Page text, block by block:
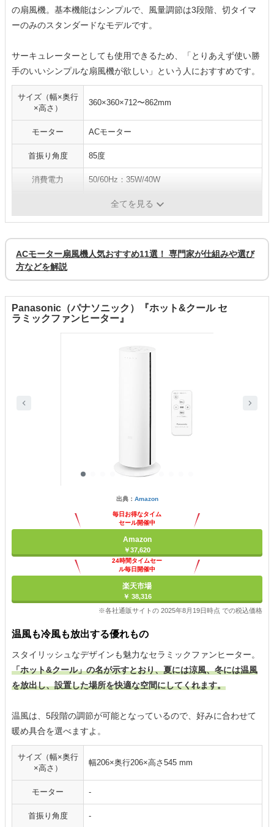
の扇風機。基本機能はシンプルで、風量調節は3段階、切タイマ
ーのみのスタンダードなモデルです。
サーキュレーターとしても使用できるため、「とりあえず使い勝
手のいいシンプルな扇風機が欲しい」という人におすすめです。
サイズ（幅×奥行
×高さ）
360×360×712〜862mm
モーター ACモーター
首振り角度 85度
消費電力 50/60Hz：35W/40W
全てを見る
ACモーター扇風機人気おすすめ11選！ 専門家が仕組みや選び
方などを解説
Panasonic（パナソニック）『ホット&クール セ
ラミックファンヒーター』
出典： Amazon
毎日お得なタイム
セール開催中
Amazon
￥37,620
24時間タイムセー
ル毎日開催中
楽天市場
￥ 38,316
※各社通販サイトの 2025年8月19日時点 での税込価格
温風も冷風も放出する優れもの
スタイリッシュなデザインも魅力なセラミックファンヒーター。
「ホット&クール」の名が示すとおり、夏には涼風、冬には温風
を放出し、設置した場所を快適な空間にしてくれます。
温風は、5段階の調節が可能となっているので、好みに合わせて
暖め具合を選べますよ。
サイズ（幅×奥行
×高さ）
幅206×奥行206×高さ545 mm
モーター -
首振り角度 -